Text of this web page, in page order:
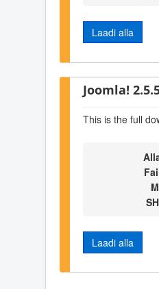
Laadi alla
Joomla!
This is the full
Laadi alla